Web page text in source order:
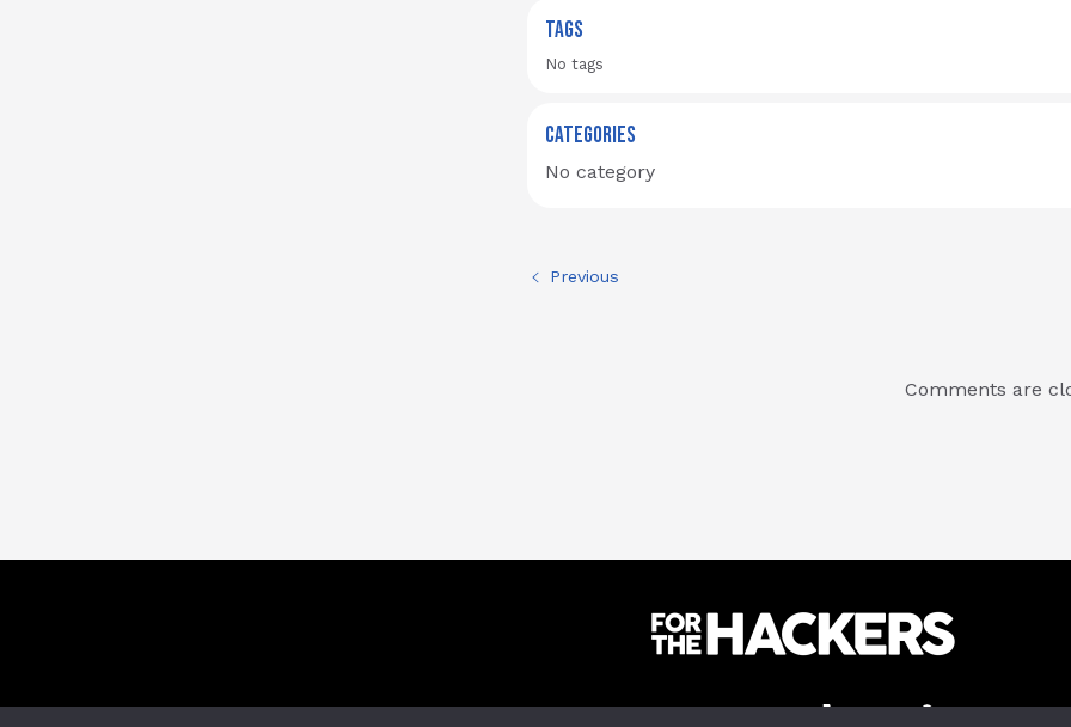
TAGS
No tags
CATEGORIES
No category
Previous
Comments are